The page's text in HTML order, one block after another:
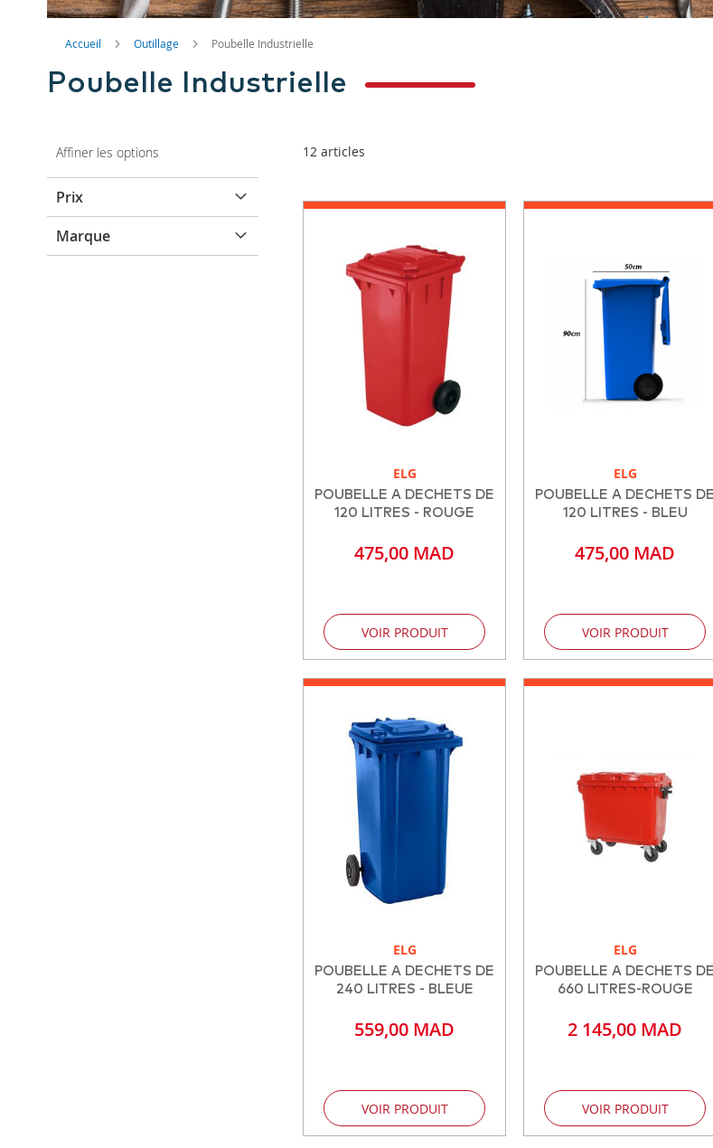
Accueil Outillage Poubelle Industrielle
Poubelle Industrielle
12 articles
ELG
POUBELLE A DECHETS DE
120 LITRES - ROUGE
475,00 MAD
VOIR PRODUIT
ELG
POUBELLE A DECHETS DE
120 LITRES - BLEU
475,00 MAD
VOIR PRODUIT
ELG
POUBELLE A DECHETS DE
240 LITRES - BLEUE
559,00 MAD
VOIR PRODUIT
ELG
POUBELLE A DECHETS DE
660 LITRES-ROUGE
2 145,00 MAD
VOIR PRODUIT
Affiner les options
Prix
Marque